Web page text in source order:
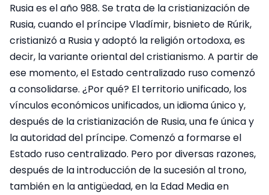
Rusia es el año 988. Se trata de la cristianización de
Rusia, cuando el príncipe Vladímir, bisnieto de Rúrik,
cristianizó a Rusia y adoptó la religión ortodoxa, es
decir, la variante oriental del cristianismo. A partir de
ese momento, el Estado centralizado ruso comenzó
a consolidarse. ¿Por qué? El territorio unificado, los
vínculos económicos unificados, un idioma único y,
después de la cristianización de Rusia, una fe única y
la autoridad del príncipe. Comenzó a formarse el
Estado ruso centralizado. Pero por diversas razones,
después de la introducción de la sucesión al trono,
también en la antigüedad, en la Edad Media en